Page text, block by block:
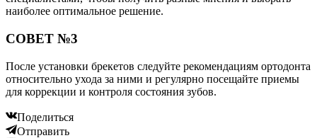
наиболее оптимальное решение.
СОВЕТ №3
После установки брекетов следуйте рекомендациям ортодонта
относительно ухода за ними и регулярно посещайте приемы
для коррекции и контроля состояния зубов.
Поделиться
Отправить